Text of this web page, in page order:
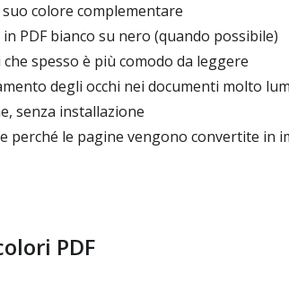
colore complementare
PDF bianco su nero (quando possibile)
spesso è più comodo da leggere
degli occhi nei documenti molto
senza installazione
perché le pagine vengono convertite in
PDF